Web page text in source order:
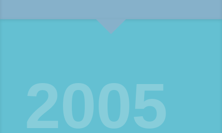
2005